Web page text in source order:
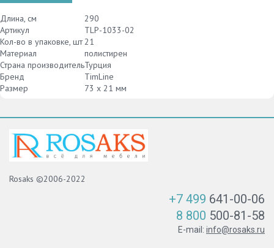
Длина, см
290
Артикул
TLP-1033-02
Кол-во в упаковке, шт 21
Материал
полистирен
Страна производительТурция
Бренд
TimLine
Размер
73 х 21 мм
Rosaks ©2006-2022
+7 499 641-00-06
8 800 500-81-58
E-mail: info@rosaks.ru